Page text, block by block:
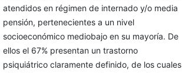
atendidos en régimen de internado y/o media
pensión, pertenecientes a un nivel
socioeconómico mediobajo en su mayoría. De
ellos el 67% presentan un trastorno
psiquiátrico claramente definido, de los cuales